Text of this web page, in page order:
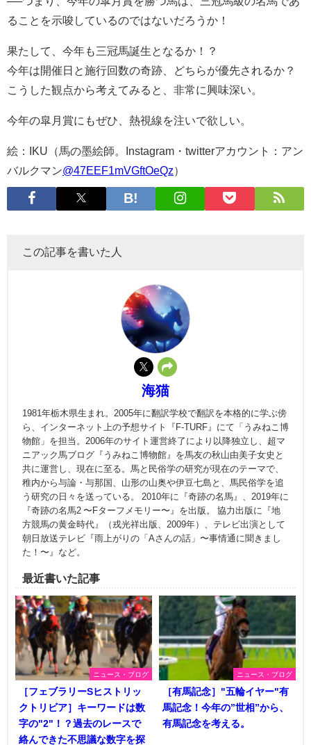
ることを示唆しているのではないだろうか！
果たして、今年も三冠馬誕生となるか！？
今年は開催日と施行回数の奇跡、どちらが優先されるか？
こうした観点から考えてみると、非常に興味深い。
今年の皐月賞にもぜひ、熱視線を注いで欲しい。
絵：IKU（馬の墨絵師。Instagram・twitterアカウント：アン
バルクマン@47EEF1mVGftOeQz）
この記事を書いた人
海猫
1981年栃木県生まれ。2005年に翻訳学校で翻訳を本格的に学ぶ傍
ら、インターネット上の予想サイト『F‐TURF』にて「うみねこ博
物館」を担当。2006年のサイト運営終了により以降独立し、超マ
ニアック馬ブログ『うみねこ博物館』を馬友の秋山由美子女史と
共に運営し、現在に至る。馬と民俗学の研究が現在のテーマで、
稚内から与論・与那国、山形の山奥や伊豆七島と、馬民俗学を追
う研究の日々を送っている。 2010年に『奇跡の名馬』、2019年に
『奇跡の名馬2 〜Fターフメモリー〜』を出版。 協力出版に『地
方競馬の黄金時代』（戎光祥出版、2009年）、テレビ出演として
朝日放送テレビ『雨上がりの「Aさんの話」〜事情通に聞きまし
た！〜』など。
最近書いた記事
ニュース・ブログ
［フェブラリーSヒストリッ
クトリビア］キーワードは数
字の"2"！？過去のレースで
絡んできた不思議な数字を探
ニュース・ブログ
［有馬記念］"五輪イヤー"有
馬記念！今年の”世相”から、
有馬記念を考える。